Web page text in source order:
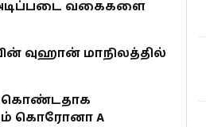
அடிப்படை வகைகளை
வுஹான் மாநிலத்தில்
கொண்டதாக
கொரோனா A